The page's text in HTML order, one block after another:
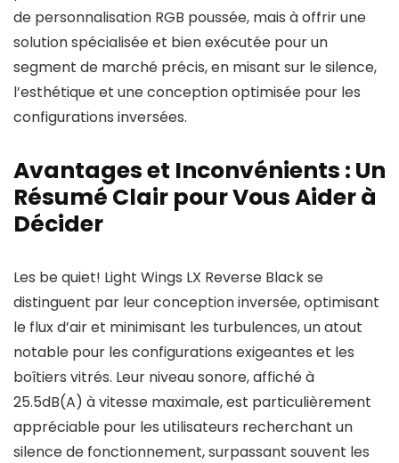
de personnalisation RGB poussée, mais à offrir une
solution spécialisée et bien exécutée pour un
segment de marché précis, en misant sur le silence,
l’esthétique et une conception optimisée pour les
configurations inversées.
Avantages et Inconvénients : Un
Résumé Clair pour Vous Aider à
Décider
Les be quiet! Light Wings LX Reverse Black se
distinguent par leur conception inversée, optimisant
le flux d’air et minimisant les turbulences, un atout
notable pour les configurations exigeantes et les
boîtiers vitrés. Leur niveau sonore, affiché à
25.5dB(A) à vitesse maximale, est particulièrement
appréciable pour les utilisateurs recherchant un
silence de fonctionnement, surpassant souvent les